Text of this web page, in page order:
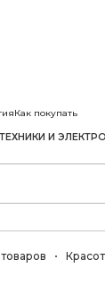
Как покупать
И